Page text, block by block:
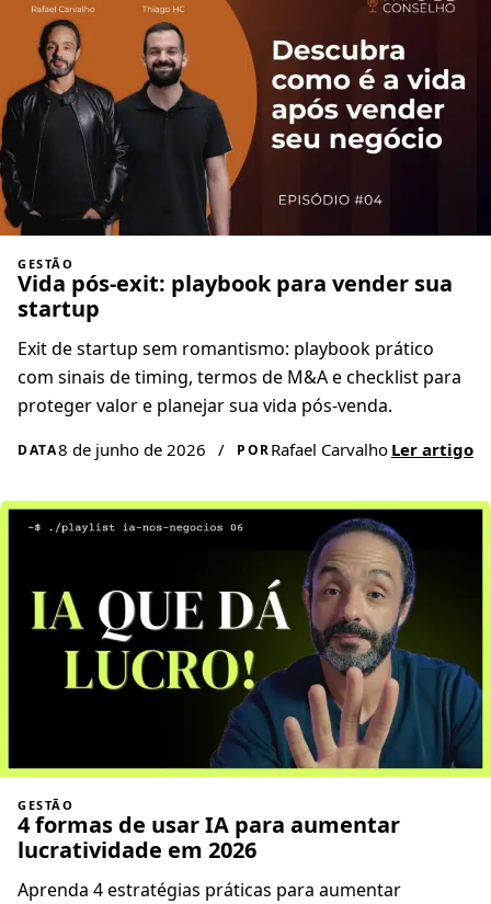
GESTÃO
Vida pós-exit: playbook para vender sua
startup
Exit de startup sem romantismo: playbook prático
com sinais de timing, termos de M&A e checklist para
proteger valor e planejar sua vida pós-venda.
DATA8 de junho de 2026 / PORRafael Carvalho Ler artigo
GESTÃO
4 formas de usar IA para aumentar
lucratividade em 2026
Aprenda 4 estratégias práticas para aumentar